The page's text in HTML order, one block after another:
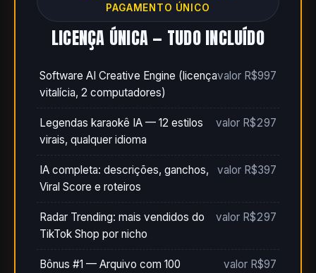
PAGAMENTO ÚNICO
LICENÇA ÚNICA — TUDO INCLUÍDO
Software AI Creative Engine (licença
vitalícia, 2 computadores)
valor R$997
Legendas karaokê IA — 12 estilos
virais, qualquer idioma
valor R$297
IA completa: descrições, ganchos,
Viral Score e roteiros
valor R$397
Radar Trending: mais vendidos do
TikTok Shop por nicho
valor R$297
Bônus #1 — Arquivo com 100 valor R$97